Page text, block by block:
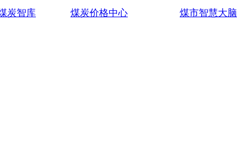
炭智库 煤炭价格中心 煤市智慧大脑